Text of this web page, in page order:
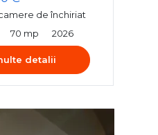
de închiriat
70 mp 2026
detalii